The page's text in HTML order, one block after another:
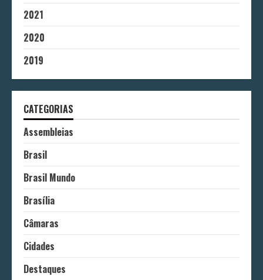
2021
2020
2019
CATEGORIAS
Assembleias
Brasil
Brasil Mundo
Brasília
Câmaras
Cidades
Destaques